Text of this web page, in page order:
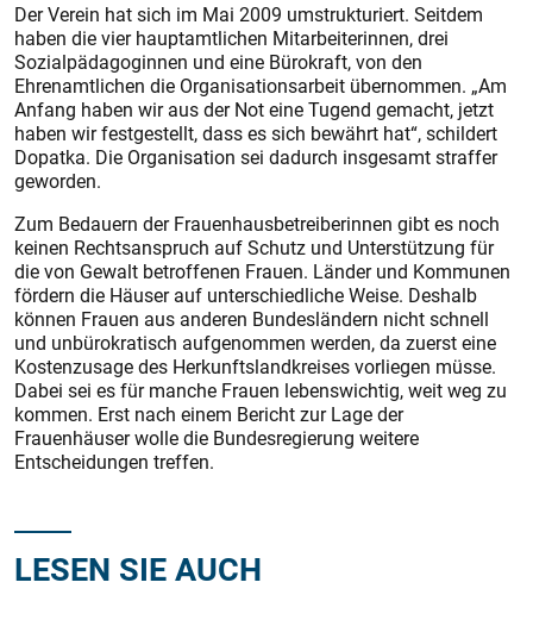
Der Verein hat sich im Mai 2009 umstrukturiert. Seitdem
haben die vier hauptamtlichen Mitarbeiterinnen, drei
Sozialpädagoginnen und eine Bürokraft, von den
Ehrenamtlichen die Organisationsarbeit übernommen. „Am
Anfang haben wir aus der Not eine Tugend gemacht, jetzt
haben wir festgestellt, dass es sich bewährt hat“, schildert
Dopatka. Die Organisation sei dadurch insgesamt straffer
geworden.
Zum Bedauern der Frauenhausbetreiberinnen gibt es noch
keinen Rechtsanspruch auf Schutz und Unterstützung für
die von Gewalt betroffenen Frauen. Länder und Kommunen
fördern die Häuser auf unterschiedliche Weise. Deshalb
können Frauen aus anderen Bundesländern nicht schnell
und unbürokratisch aufgenommen werden, da zuerst eine
Kostenzusage des Herkunftslandkreises vorliegen müsse.
Dabei sei es für manche Frauen lebenswichtig, weit weg zu
kommen. Erst nach einem Bericht zur Lage der
Frauenhäuser wolle die Bundesregierung weitere
Entscheidungen treffen.
LESEN SIE AUCH